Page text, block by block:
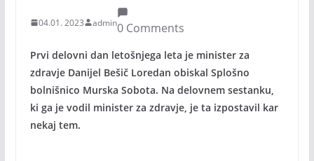
04.01. 2023 admin0 Comments
Prvi delovni dan letošnjega leta je minister za
zdravje Danijel Bešič Loredan obiskal Splošno
bolnišnico Murska Sobota. Na delovnem sestanku,
ki ga je vodil minister za zdravje, je ta izpostavil kar
nekaj tem.